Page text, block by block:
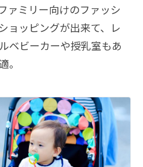
ァミリー向けのファッシ
ョッピングが出来て、レ
ベビーカーや授乳室もあ
。